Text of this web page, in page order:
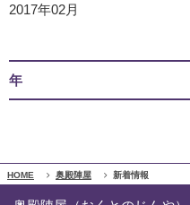
2017年02月
年
HOME 奥殿陣屋 新着情報